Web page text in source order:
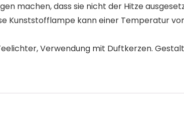
machen, dass sie nicht der Hitze
Kunststofflampe kann einer Temperatur
Verwendung mit Duftkerzen.